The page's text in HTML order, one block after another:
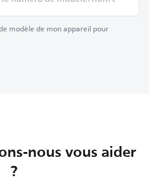
modèle de mon appareil pour
nous vous aider
?